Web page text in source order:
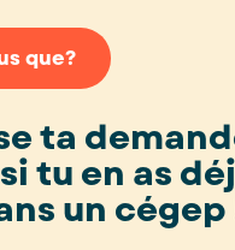
que?
ta
tu en as
un cégep